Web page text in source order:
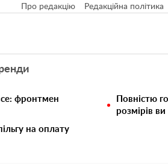
Про редакцію Редакційна політика
фронтмен
Повністю
розмірів
на оплату